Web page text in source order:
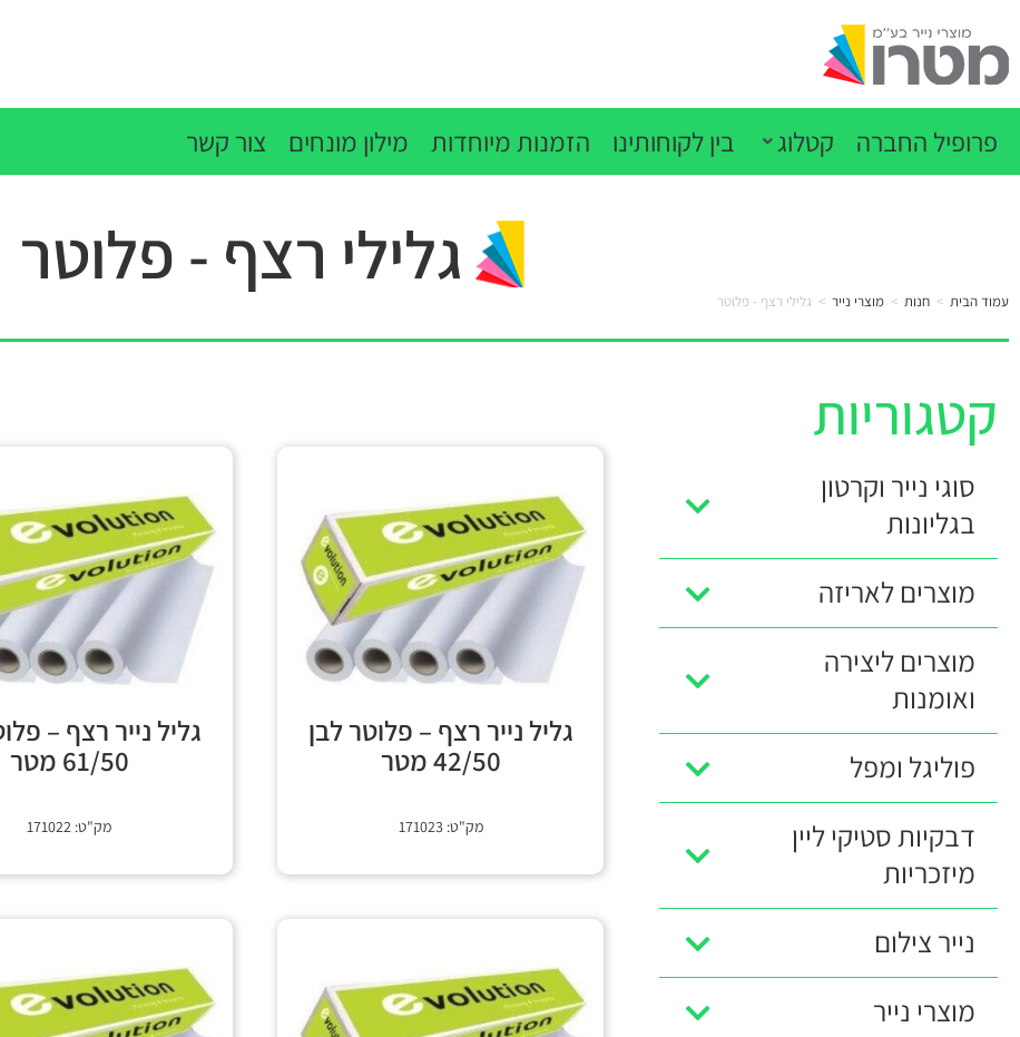
פרופיל החברה קטלוג בין לקוחותינו הזמנות מיוחדות מילון מונחים צור קשר
גלילי רצף - פלוטר
עמוד הבית > חנות > מוצרי נייר > גלילי רצף - פלוטר
קטגוריות
סוגי נייר וקרטון
בגליונות
מוצרים לאריזה
מוצרים ליצירה
ואומנות
פוליגל ומפל
דבקיות סטיקי ליין
מיזכריות
נייר צילום
מוצרי נייר
גליל נייר רצף – פלוטר לבן
42/50 מטר
מק"ט: 171023
גליל נייר רצף –
61/50 מטר
מק"ט: 171022